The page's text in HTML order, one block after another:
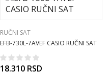
RUČNI SAT
EFB-730L-7AVEF CASIO RUČNI SAT
18.310 RSD